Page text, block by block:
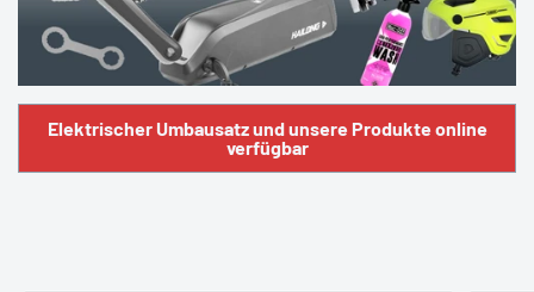
Elektrischer Umbausatz und unsere Produkte online
verfügbar